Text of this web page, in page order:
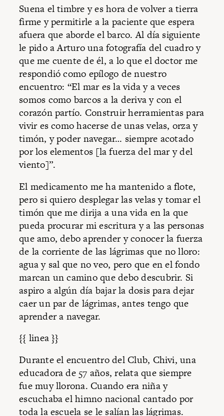
Suena el timbre y es hora de volver a tierra
firme y permitirle a la paciente que espera
afuera que aborde el barco. Al día siguiente
le pido a Arturo una fotografía del cuadro y
que me cuente de él, a lo que el doctor me
respondió como epílogo de nuestro
encuentro: “El mar es la vida y a veces
somos como barcos a la deriva y con el
corazón partío. Construir herramientas para
vivir es como hacerse de unas velas, orza y
timón, y poder navegar… siempre acotado
por los elementos [la fuerza del mar y del
viento]”.
El medicamento me ha mantenido a flote,
pero si quiero desplegar las velas y tomar el
timón que me dirija a una vida en la que
pueda procurar mi escritura y a las personas
que amo, debo aprender y conocer la fuerza
de la corriente de las lágrimas que no lloro:
agua y sal que no veo, pero que en el fondo
marcan un camino que debo descubrir. Si
aspiro a algún día bajar la dosis para dejar
caer un par de lágrimas, antes tengo que
aprender a navegar.
{{ linea }}
Durante el encuentro del Club, Chivi, una
educadora de 57 años, relata que siempre
fue muy llorona. Cuando era niña y
escuchaba el himno nacional cantado por
toda la escuela se le salían las lágrimas.